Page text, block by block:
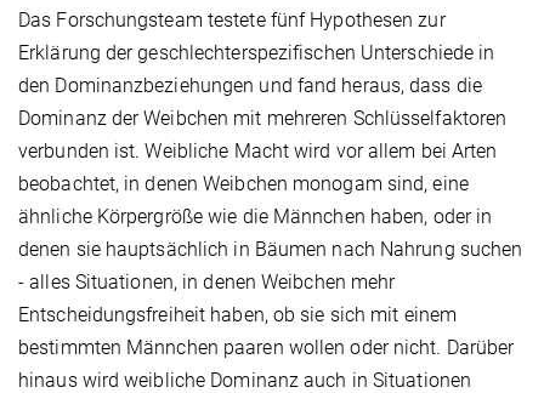
Das Forschungsteam testete fünf Hypothesen zur
Erklärung der geschlechterspezifischen Unterschiede in
den Dominanzbeziehungen und fand heraus, dass die
Dominanz der Weibchen mit mehreren Schlüsselfaktoren
verbunden ist. Weibliche Macht wird vor allem bei Arten
beobachtet, in denen Weibchen monogam sind, eine
ähnliche Körpergröße wie die Männchen haben, oder in
denen sie hauptsächlich in Bäumen nach Nahrung suchen
- alles Situationen, in denen Weibchen mehr
Entscheidungsfreiheit haben, ob sie sich mit einem
bestimmten Männchen paaren wollen oder nicht. Darüber
hinaus wird weibliche Dominanz auch in Situationen